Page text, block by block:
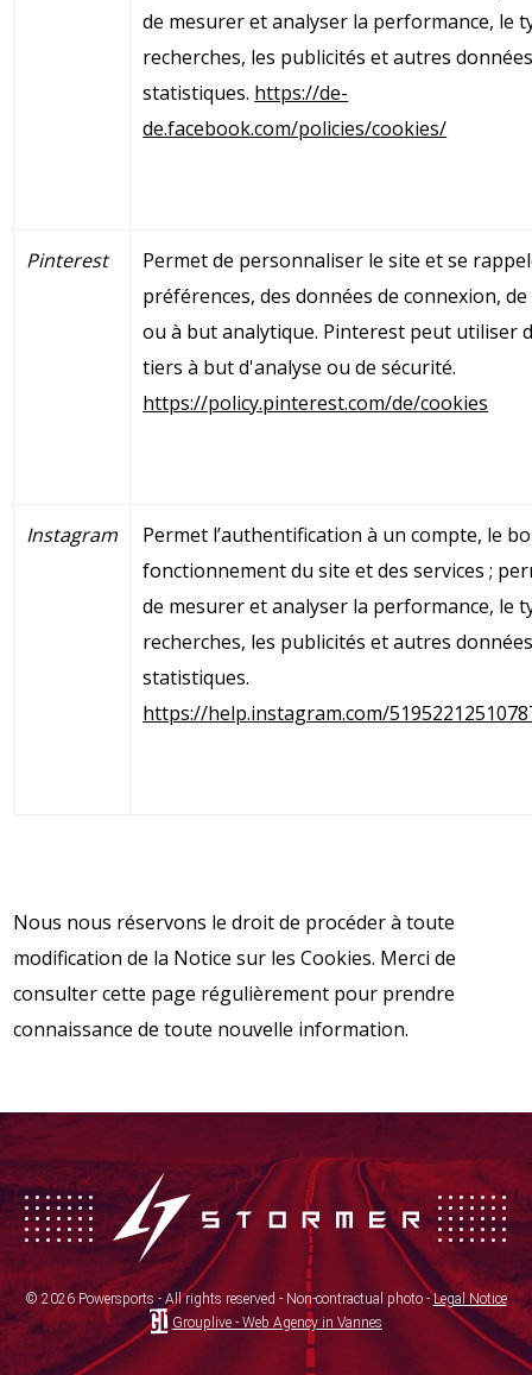
de mesurer et analyser la performance, le
recherches, les publicités et autres
statistiques. https://de-
de.facebook.com/policies/cookies/
Pinterest
Permet de personnaliser le site et se
préférences, des données de connexion,
ou à but analytique. Pinterest peut utiliser
tiers à but d'analyse ou de sécurité.
https://policy.pinterest.com/de/cookies
Instagram
Permet l’authentification à un compte, le
fonctionnement du site et des services ;
de mesurer et analyser la performance, le
recherches, les publicités et autres
statistiques.
https://help.instagram.com/
Nous nous réservons le droit de procéder à toute
modification de la Notice sur les Cookies. Merci de
consulter cette page régulièrement pour prendre
connaissance de toute nouvelle information.
© 2026 Powersports - All rights reserved - Non-contractual photo -Legal Notice
Grouplive - Web Agency in Vannes